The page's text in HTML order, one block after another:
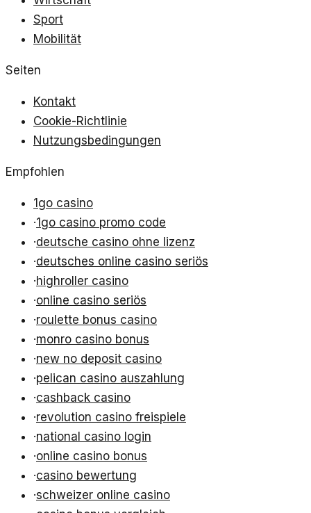
Sport
Mobilität
Seiten
Kontakt
Cookie-Richtlinie
Nutzungsbedingungen
Empfohlen
1go casino
·1go casino promo code
·deutsche casino ohne lizenz
·deutsches online casino seriös
·highroller casino
·online casino seriös
·roulette bonus casino
·monro casino bonus
·new no deposit casino
·pelican casino auszahlung
·cashback casino
·revolution casino freispiele
·national casino login
·online casino bonus
·casino bewertung
·schweizer online casino